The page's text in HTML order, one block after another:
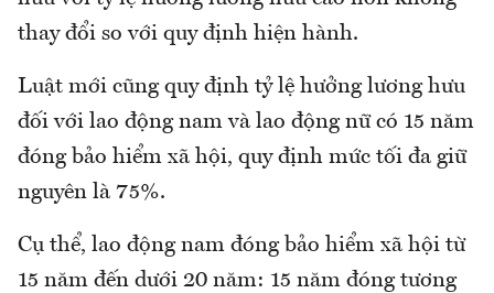
thay đổi so với quy định hiện hành.
Luật mới cũng quy định tỷ lệ hưởng lương hưu
đối với lao động nam và lao động nữ có 15 năm
đóng bảo hiểm xã hội, quy định mức tối đa giữ
nguyên là 75%.
Cụ thể, lao động nam đóng bảo hiểm xã hội từ
15 năm đến dưới 20 năm: 15 năm đóng tương